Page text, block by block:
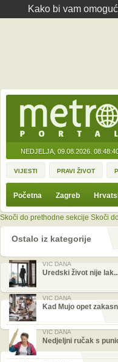
Kako bi vam
NEDJELJA, 09.08.2026.
VIJESTI PRAVI ŽIVOT
Početna Zagreb
Skoči do prethodne sekcije Skoči
Ostalo iz kategorije
VIC DANA
Uredski život nije
VIC DANA
Kad Mujo opet
VIC DANA
Nedjeljni ručak s